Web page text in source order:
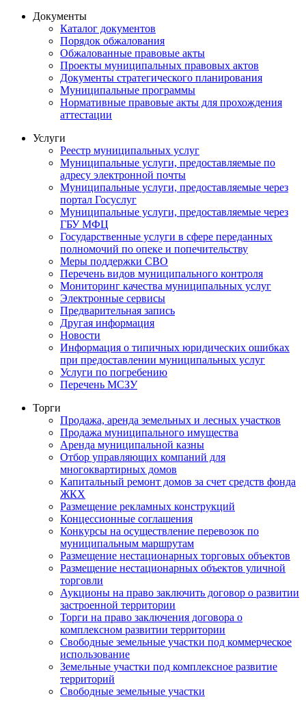
Документы
Каталог документов
Порядок обжалования
Обжалованные правовые акты
Проекты муниципальных правовых актов
Документы стратегического планирования
Муниципальные программы
Нормативные правовые акты для прохождения
аттестации
Услуги
Реестр муниципальных услуг
Муниципальные услуги, предоставляемые по
адресу электронной почты
Муниципальные услуги, предоставляемые через
портал Госуслуг
Муниципальные услуги, предоставляемые через
ГБУ МФЦ
Государственные услуги в сфере переданных
полномочий по опеке и попечительству
Меры поддержки СВО
Перечень видов муниципального контроля
Мониторинг качества муниципальных услуг
Электронные сервисы
Предварительная запись
Другая информация
Новости
Информация о типичных юридических ошибках
при предоставлении муниципальных услуг
Услуги по погребению
Перечень МСЗУ
Торги
Продажа, аренда земельных и лесных участков
Продажа муниципального имущества
Аренда муниципальной казны
Отбор управляющих компаний для
многоквартирных домов
Капитальный ремонт домов за счет средств фонда
ЖКХ
Размещение рекламных конструкций
Концессионные соглашения
Конкурсы на осуществление перевозок по
муниципальным маршрутам
Размещение нестационарных торговых объектов
Размещение нестационарных объектов уличной
торговли
Аукционы на право заключить договор о развитии
застроенной территории
Торги на право заключения договора о
комплексном развитии территории
Свободные земельные участки под коммерческое
использование
Земельные участки под комплексное развитие
территорий
Свободные земельные участки